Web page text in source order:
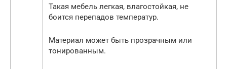
Такая мебель легкая, влагостойкая, не
боится перепадов температур.
Материал может быть прозрачным или
тонированным.